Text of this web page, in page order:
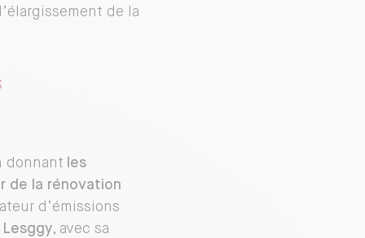
de la
donnant les
de la rénovation
d’émissions
, avec sa